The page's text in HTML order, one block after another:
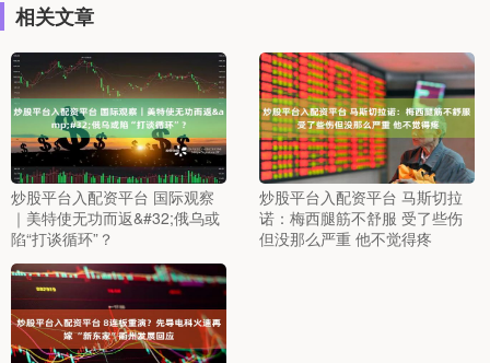
相关文章
炒股平台入配资平台 国际观察
｜美特使无功而返&#32;俄乌或
陷“打谈循环”？
炒股平台入配资平台 马斯切拉
诺：梅西腿筋不舒服 受了些伤
但没那么严重 他不觉得疼